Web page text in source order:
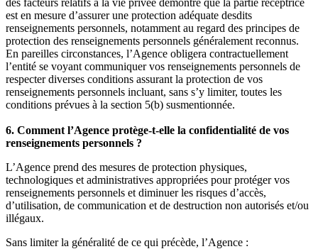
est en mesure d’assurer une protection adéquate desdits
renseignements personnels, notamment au regard des principes de
protection des renseignements personnels généralement reconnus.
En pareilles circonstances, l’Agence obligera contractuellement
l’entité se voyant communiquer vos renseignements personnels de
respecter diverses conditions assurant la protection de vos
renseignements personnels incluant, sans s’y limiter, toutes les
conditions prévues à la section 5(b) susmentionnée.
6. Comment l’Agence protège-t-elle la confidentialité de vos
renseignements personnels ?
L’Agence prend des mesures de protection physiques,
technologiques et administratives appropriées pour protéger vos
renseignements personnels et diminuer les risques d’accès,
d’utilisation, de communication et de destruction non autorisés et/ou
illégaux.
Sans limiter la généralité de ce qui précède, l’Agence :